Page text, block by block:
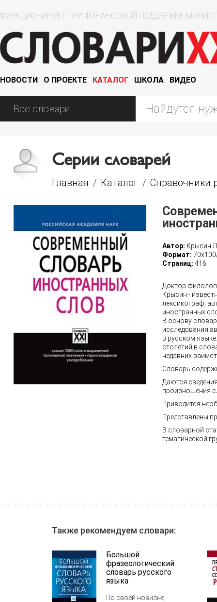
ФУНКЦИОНИРУЕТ ПРИ ФИНАНСОВОЙ ПОДДЕРЖКЕ
НОВОСТИ О ПРОЕКТЕ КАТАЛОГ ШКОЛА ВИДЕО
Серии словарей
Главная / Каталог / Справочники
Автор: Крысин
Формат:
Страниц: 416
Доктор
Крысин -
лексикограф,
иностранных
В основу
исследования
в русском
столетий в
недавних
Словарь
Даются
произношения
Приводится
Представлены
В словарной
тематической
Также рекомендуем словари:
Большой
фразеологический
словарь русского
языка
По своей новизне,